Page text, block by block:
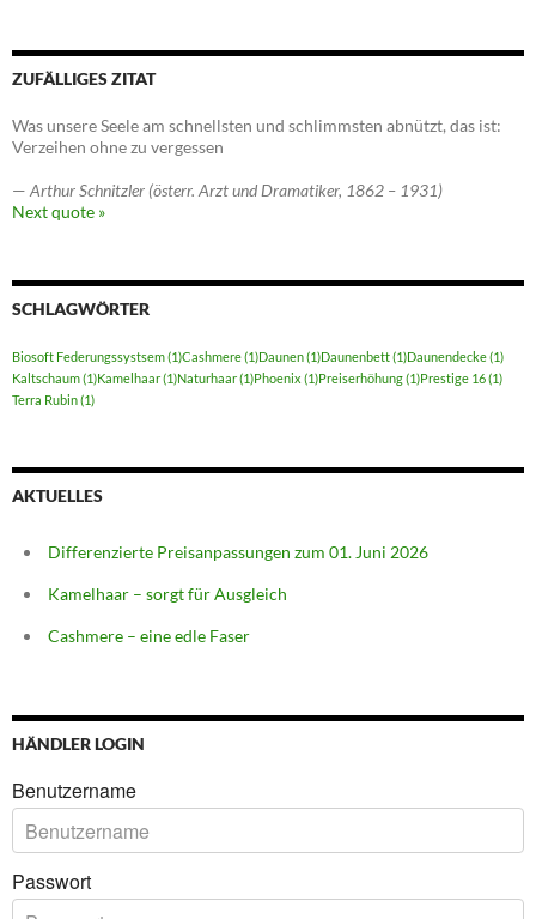
ZUFÄLLIGES ZITAT
Was unsere Seele am schnellsten und schlimmsten abnützt, das ist:
Verzeihen ohne zu vergessen
— Arthur Schnitzler (österr. Arzt und Dramatiker, 1862 – 1931)
Next quote »
SCHLAGWÖRTER
Biosoft Federungssystsem(1)Cashmere(1)Daunen(1)Daunenbett(1)Daunendecke(1)
Kaltschaum(1)Kamelhaar(1)Naturhaar(1)Phoenix (1)Preiserhöhung(1)Prestige 16(1)
Terra Rubin(1)
AKTUELLES
Differenzierte Preisanpassungen zum 01. Juni 2026
Kamelhaar – sorgt für Ausgleich
Cashmere – eine edle Faser
HÄNDLER LOGIN
Benutzername
Passwort